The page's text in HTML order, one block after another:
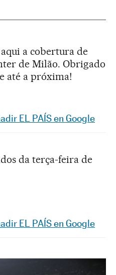
a cobertura de
de Milão. Obrigado
até a próxima!
en Twitter
Redes Sociales
EL PAÍS en Google
da terça-feira de
en Twitter
Redes Sociales
EL PAÍS en Google